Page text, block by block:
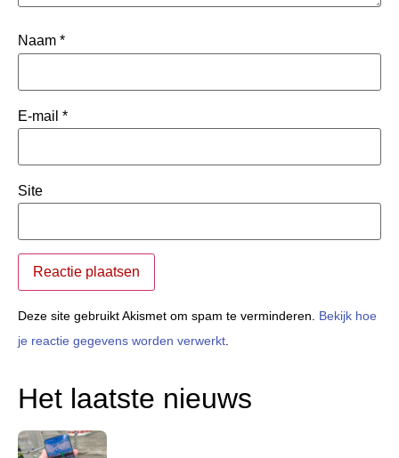
Naam *
E-mail *
Site
Deze site gebruikt Akismet om spam te verminderen. Bekijk hoe
je reactie gegevens worden verwerkt.
Het laatste nieuws